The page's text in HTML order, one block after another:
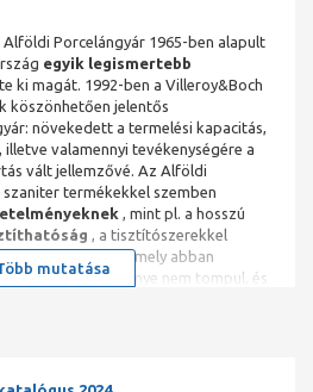
Alföldi Porcelángyár 1965-ben alapult
egyik legismertebb
ki magát. 1992-ben a Villeroy&Boch
köszönhetően jelentős
növekedett a termelési kapacitás,
valamennyi tevékenységére a
vált jellemzővé. Az Alföldi
szaniter termékekkel szemben
, mint pl. a hosszú
, a tisztítószerekkel
, amely abban
során a máz fénye nem tompul, és
A Bázis
és
megjelenésének a fürdőszobában.
mutatása